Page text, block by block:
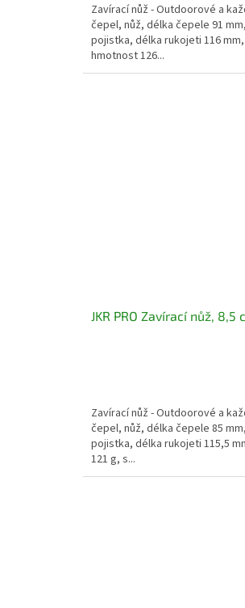
Zavírací nůž - Outdoorové a
čepel, nůž, délka čepele 91
pojistka, délka rukojeti 116
hmotnost 126...
JKR PRO Zavírací nůž, 8,5
Zavírací nůž - Outdoorové a
čepel, nůž, délka čepele 85
pojistka, délka rukojeti 115,5
121 g, s...